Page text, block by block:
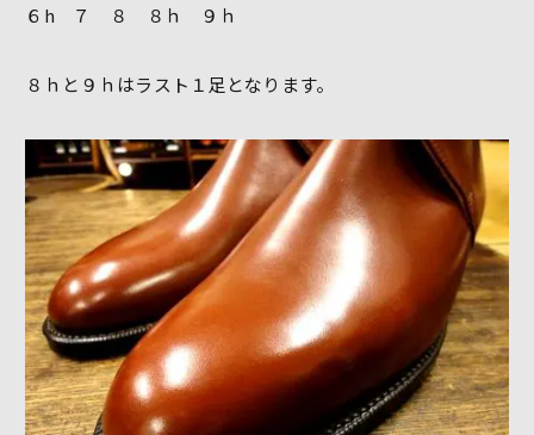
６h ７ ８ ８ｈ ９ｈ
８ｈと９ｈはラスト１足となります。